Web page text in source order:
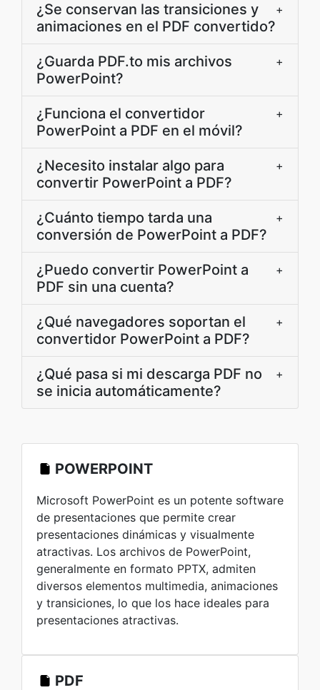
¿Se conservan las transiciones y
animaciones en el PDF convertido?
+
¿Guarda PDF.to mis archivos
PowerPoint?
+
¿Funciona el convertidor
PowerPoint a PDF en el móvil?
+
¿Necesito instalar algo para
convertir PowerPoint a PDF?
+
¿Cuánto tiempo tarda una
conversión de PowerPoint a PDF?
+
¿Puedo convertir PowerPoint a
PDF sin una cuenta?
+
¿Qué navegadores soportan el
convertidor PowerPoint a PDF?
+
¿Qué pasa si mi descarga PDF no
se inicia automáticamente?
+
POWERPOINT
Microsoft PowerPoint es un potente software
de presentaciones que permite crear
presentaciones dinámicas y visualmente
atractivas. Los archivos de PowerPoint,
generalmente en formato PPTX, admiten
diversos elementos multimedia, animaciones
y transiciones, lo que los hace ideales para
presentaciones atractivas.
PDF